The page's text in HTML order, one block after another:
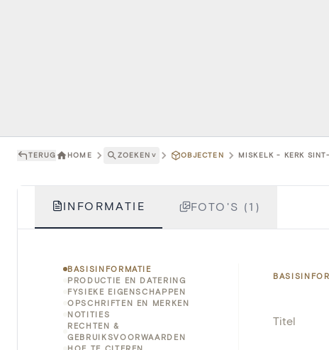
TERUG HOME ZOEKEN ˅ OBJECTEN MISKELK - KERK
INFORMATIE FOTO'S (1)
BASISINFORMATIE
PRODUCTIE EN DATERING
FYSIEKE EIGENSCHAPPEN
OPSCHRIFTEN EN MERKEN
NOTITIES
RECHTEN &
GEBRUIKSVOORWAARDEN
Titel